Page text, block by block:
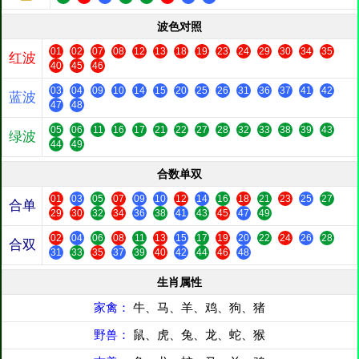
波色对照
红波 01 02 07 08 12 13 18 19 23 24 29 30 34
35
40
45 46
蓝波 03 04 09 10 14 15 20 25 26 31 36 37 41
42
47
48
绿波 05 06 11 16 17 21 22 27 28 32 33 38 39
43
44
49
合数单双
合单 01 03 05 07 09 10 12 14 16 18 21 23 25
27
29
30 32 34 36 38 41 43 45 47 49
合双 02 04 06 08 11 13 15 17 19 20 22 24 26
28
31
33 35 37 39 40 42 44 46 48
生肖属性
家禽： 牛、马、羊、鸡、狗、猪
野兽： 鼠、虎、兔、龙、蛇、猴